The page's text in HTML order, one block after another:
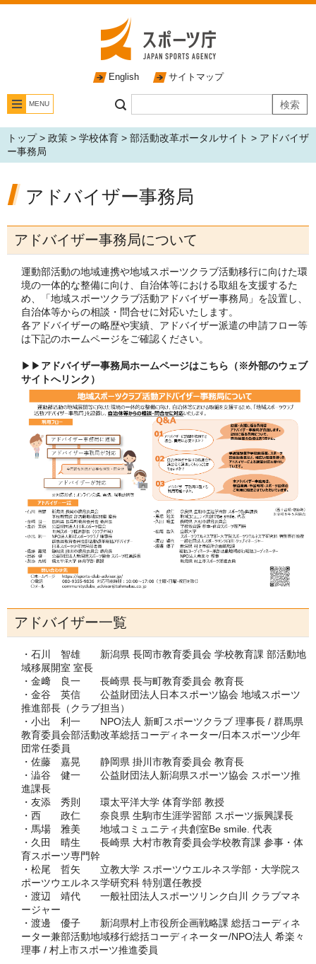
English サイトマップ
MENU
トップ> 政策 > 学校体育 > 部活動改革ポータルサイト > アドバイザ
ー事務局
アドバイザー事務局
アドバイザー事務局について
運動部活動の地域連携や地域スポーツクラブ活動移行に向けた環
境の一体的な整備に向け、自治体等における取組を支援するた
め、「地域スポーツクラブ活動アドバイザー事務局」を設置し、
自治体等からの相談・問合せに対応いたします。
各アドバイザーの略歴や実績、アドバイザー派遣の申請フロー等
は下記のホームページをご確認ください。
▶▶ アドバイザー事務局ホームページはこちら（※外部のウェブ
サイトへリンク）
アドバイザー一覧
・石川 智雄 新潟県 長岡市教育委員会 学校教育課 部活動地
域移展開室 室長
・金﨑 良一 長崎県 長与町教育委員会 教育長
・金谷 英信 公益財団法人日本スポーツ協会 地域スポーツ
推進部長（クラブ担当）
・小出 利一 NPO法人 新町スポーツクラブ 理事長 / 群馬県
教育委員会部活動改革総括コーディネーター/日本スポーツ少年
団常任委員
・佐藤 嘉晃 静岡県 掛川市教育委員会 教育長
・澁谷 健一 公益財団法人新潟県スポーツ協会 スポーツ推
進課長
・友添 秀則 環太平洋大学 体育学部 教授
・西 政仁 奈良県 生駒市生涯学習部 スポーツ振興課長
・馬場 雅美 地域コミュニティ共創室Be smile. 代表
・久田 晴生 長崎県 大村市教育委員会学校教育課 参事・体
育スポーツ専門幹
・松尾 哲矢 立教大学 スポーツウエルネス学部・大学院ス
ポーツウエルネス学研究科 特別選任教授
・渡辺 靖代 一般社団法人スポーツリンク白川 クラブマネ
ージャー
・渡邊 優子 新潟県村上市役所企画戦略課 総括コーディネ
ーター兼部活動地域移行総括コーディネーター/NPO法人 希楽々
理事 / 村上市スポーツ推進委員